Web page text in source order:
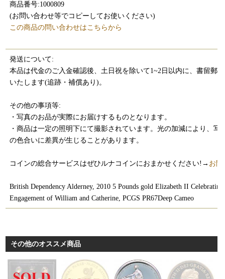
商品番号:1000809
(お問い合わせ等でコピーしてお使いください)
この商品の問い合わせはこちらから
発送について:
本品は代金のご入金確認後、土日祝を除いて1~2日以内に、書留郵
いたします(追跡・補償あり)。
その他の事項等:
・写真のお品が実際にお届けするものとなります。
・商品は一定の照明下にて撮影されています。光の加減により、写
の色合いに差異が生じることがあります。
コインの総合サービスはぜひルナコインにおまかせください!→ お問
British Dependency Alderney, 2010 5 Pounds gold Elizabeth II Celebrating
Engagement of William and Catherine, PCGS PR67Deep Cameo
その他のオススメ商品